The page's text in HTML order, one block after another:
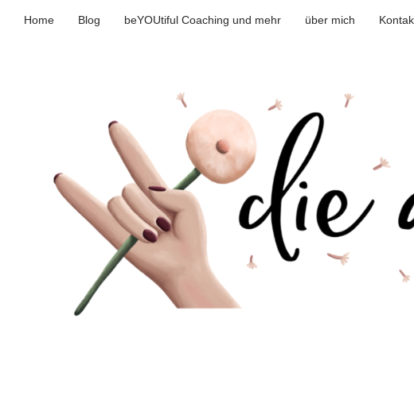
Home Blog beYOUtiful Coaching und mehr über mich